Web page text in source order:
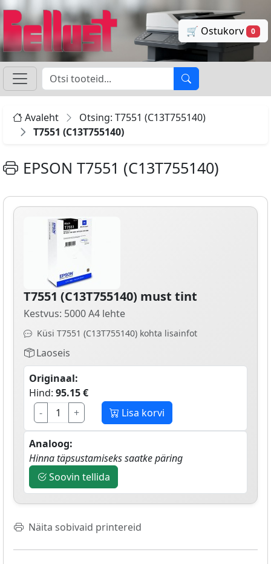
🛒 Ostukorv 0
Avaleht
Otsing: T7551 (C13T755140)
T7551 (C13T755140)
EPSON T7551 (C13T755140)
T7551 (C13T755140) must tint
Kestvus: 5000 A4 lehte
Küsi T7551 (C13T755140) kohta lisainfot
Laoseis
Originaal:
Hind: 95.15 €
-
+ Lisa korvi
Analoog:
Hinna täpsustamiseks saatke päring
Soovin tellida
Näita sobivaid printereid